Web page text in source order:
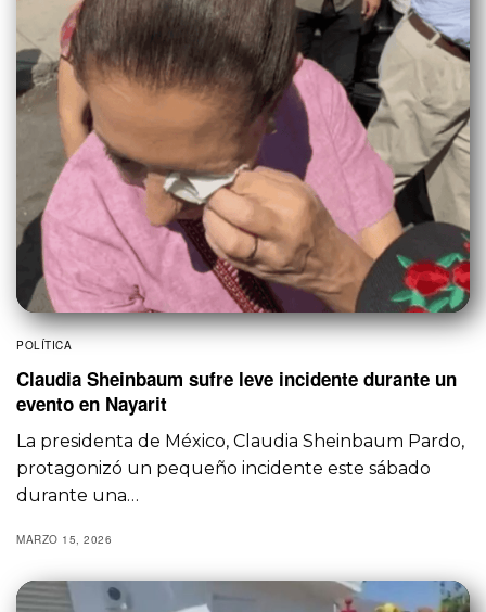
POLÍTICA
Claudia Sheinbaum sufre leve incidente durante un
evento en Nayarit
La presidenta de México, Claudia Sheinbaum Pardo,
protagonizó un pequeño incidente este sábado
durante una…
MARZO 15, 2026